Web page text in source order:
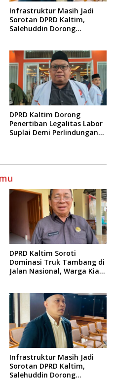
Infrastruktur Masih Jadi
Sorotan DPRD Kaltim,
Salehuddin Dorong
DPRD Kaltim Dorong
Penertiban Legalitas Labor
Suplai Demi Perlindungan
DPRD Kaltim Soroti
Dominasi Truk Tambang di
Jalan Nasional, Warga Kian
Infrastruktur Masih Jadi
Sorotan DPRD Kaltim,
Salehuddin Dorong